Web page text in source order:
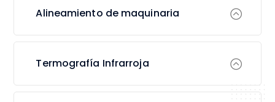
Alineamiento de maquinaria
Termografía Infrarroja